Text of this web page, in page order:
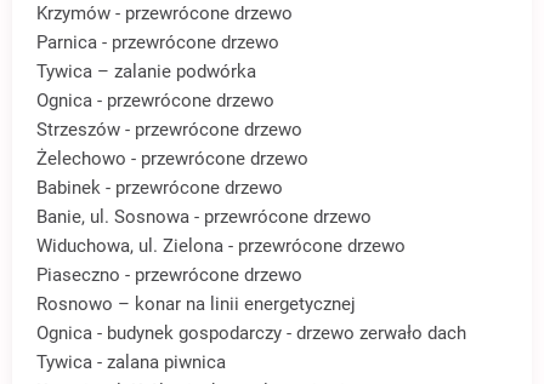
Krzymów - przewrócone drzewo
Parnica - przewrócone drzewo
Tywica – zalanie podwórka
Ognica - przewrócone drzewo
Strzeszów - przewrócone drzewo
Żelechowo - przewrócone drzewo
Babinek - przewrócone drzewo
Banie, ul. Sosnowa - przewrócone drzewo
Widuchowa, ul. Zielona - przewrócone drzewo
Piaseczno - przewrócone drzewo
Rosnowo – konar na linii energetycznej
Ognica - budynek gospodarczy - drzewo zerwało dach
Tywica - zalana piwnica